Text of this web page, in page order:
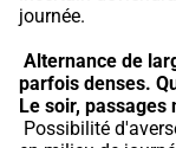
journée.
Alternance de
parfois denses.
Le soir, passages